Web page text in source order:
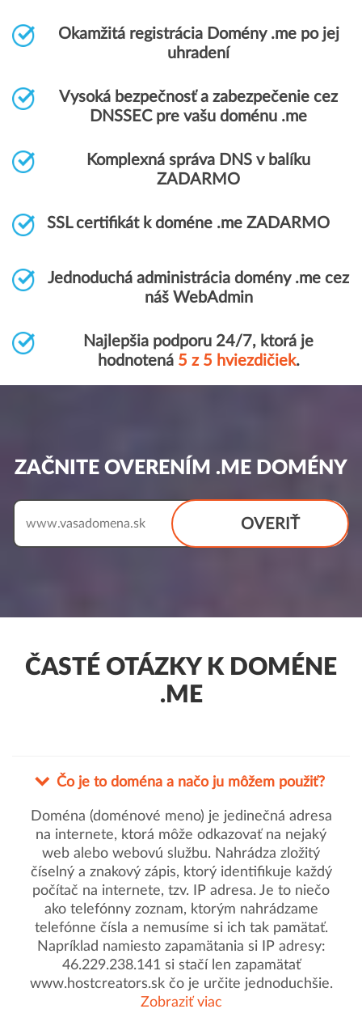
Okamžitá registrácia Domény .me po jej
uhradení
Vysoká bezpečnosť a zabezpečenie cez
DNSSEC pre vašu doménu .me
Komplexná správa DNS v balíku
ZADARMO
SSL certifikát k doméne .me ZADARMO
Jednoduchá administrácia domény .me cez
náš WebAdmin
Najlepšia podporu 24/7, ktorá je
hodnotená 5 z 5 hviezdičiek.
ZAČNITE OVERENÍM .ME DOMÉNY
OVERIŤ
www.
ČASTÉ OTÁZKY K DOMÉNE
.ME
Čo je to doména a načo ju môžem použiť?
Doména (doménové meno) je jedinečná adresa
na internete, ktorá môže odkazovať na nejaký
web alebo webovú službu. Nahrádza zložitý
číselný a znakový zápis, ktorý identifikuje každý
počítač na internete, tzv. IP adresa. Je to niečo
ako telefónny zoznam, ktorým nahrádzame
telefónne čísla a nemusíme si ich tak pamätať.
Napríklad namiesto zapamätania si IP adresy:
46.229.238.141 si stačí len zapamätať
www.hostcreators.sk čo je určite jednoduchšie.
Zobraziť viac